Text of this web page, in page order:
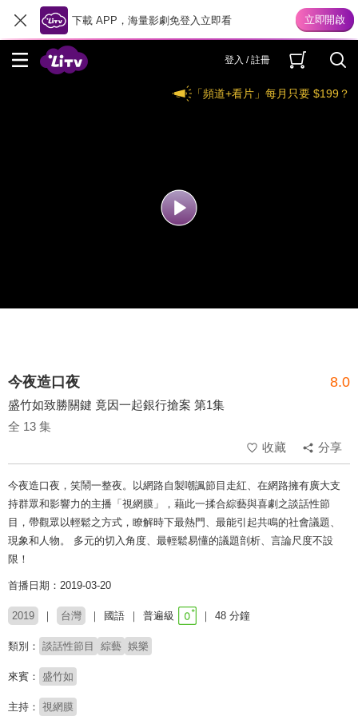
下載 APP，海量影劇免登入立即看
登入 / 註冊
「頻道+看片」每月只要 $199？
今夜造口夜 8.0
盛竹如致勝關鍵 竟因一起銀行搶案 第1集
全 13 集
收藏
分享
今夜造口夜，笑鬧一整夜。以網路自製嘲諷節目走紅、在網路擁有廣大支
持群眾和影響力的主播「視網膜」，藉此一揉合綜藝與喜劇之談話性節
目，帶觀眾以輕鬆之方式，瞭解時下最熱門、最能引起共鳴的社會議題、
現象和人物。 多元的切入角度、最輕鬆易懂的議題剖析、言論尺度不設
限！
首播日期：2019-03-20
2019 台灣 國語 普遍級 48 分鐘
類別： 談話性節目 綜藝 娛樂
來賓： 盛竹如
主持： 視網膜